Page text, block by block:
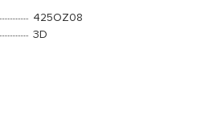
425OZ08
3D